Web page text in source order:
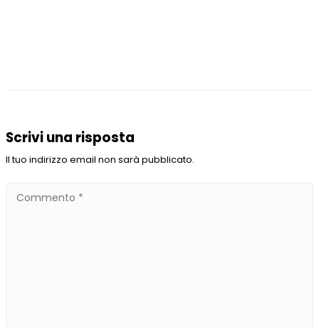
Scrivi una risposta
Il tuo indirizzo email non sarà pubblicato.
Commento